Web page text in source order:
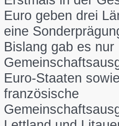
Euro geben drei
eine
Bislang gab es nur
Euro-Staaten
französische